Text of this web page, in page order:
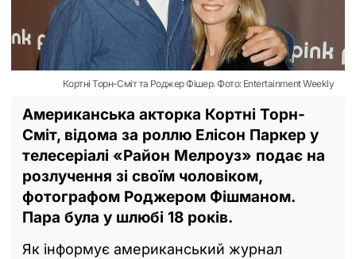
Кортні Торн-Сміт та Роджер Фішер. Фото: Entertainment Weekly
Американська акторка Кортні Торн-
Сміт, відома за роллю Елісон Паркер у
телесеріалі «Район Мелроуз» подає на
розлучення зі своїм чоловіком,
фотографом Роджером Фішманом.
Пара була у шлюбі 18 років.
Як інформує американський журнал